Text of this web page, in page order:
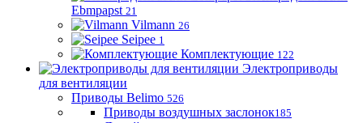
Ebmpapst 21
Vilmann 26
Seipee 1
Комплектующие 122
Электроприводы
для вентиляции
Приводы Belimo 526
Приводы воздушных заслонок185